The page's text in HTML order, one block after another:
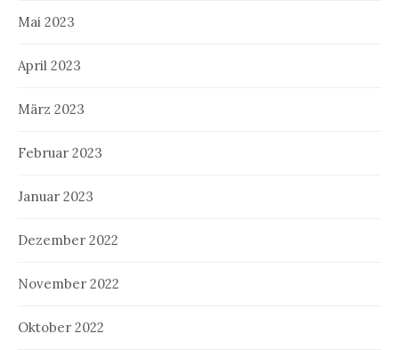
Mai 2023
April 2023
März 2023
Februar 2023
Januar 2023
Dezember 2022
November 2022
Oktober 2022